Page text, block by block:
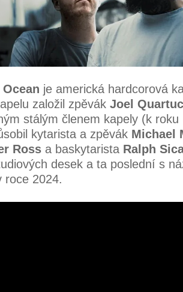
je americká hardcorová
založil zpěvák Joel
stálým členem kapely (k
kytarista a zpěvák Michael
Ross a baskytarista Ralph
desek a ta poslední s
roce 2024.